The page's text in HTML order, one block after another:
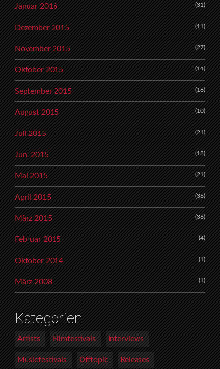
Januar 2016 (31)
Dezember 2015 (11)
November 2015 (27)
Oktober 2015 (14)
September 2015 (18)
August 2015 (10)
Juli 2015 (21)
Juni 2015 (18)
Mai 2015 (21)
April 2015 (36)
März 2015 (36)
Februar 2015 (4)
Oktober 2014 (1)
März 2008 (1)
Kategorien
Artists Filmfestivals Interviews
Musicfestivals Offtopic Releases